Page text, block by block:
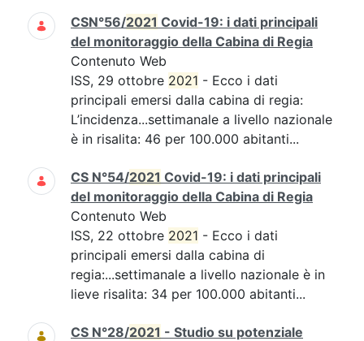
CSN°56/2021 Covid-19: i dati principali
del monitoraggio della Cabina di Regia
Contenuto Web
ISS, 29 ottobre 2021 - Ecco i dati
principali emersi dalla cabina di regia:
L’incidenza...settimanale a livello nazionale
è in risalita: 46 per 100.000 abitanti...
CS N°54/2021 Covid-19: i dati principali
del monitoraggio della Cabina di Regia
Contenuto Web
ISS, 22 ottobre 2021 - Ecco i dati
principali emersi dalla cabina di
regia:...settimanale a livello nazionale è in
lieve risalita: 34 per 100.000 abitanti...
CS N°28/2021 - Studio su potenziale